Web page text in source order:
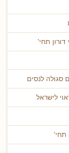
תחי'
סגולה לנסים
לישראל
תחי'